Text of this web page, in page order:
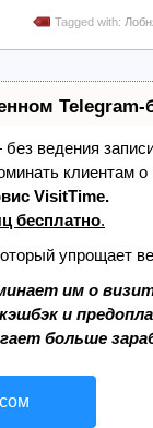
Tagged with:
Telegram-
ведения
клиентам
VisitTime.
бесплатно.
упрощает
им о
и
больше